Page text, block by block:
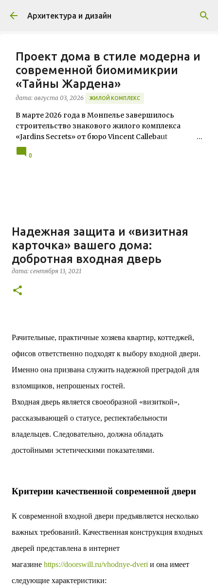
К основному контенту
Архитектура и дизайн
Проект дома в стиле модерна и
современной биомимикрии
«Тайны Жардена»
дата: августа 03, 2026 ЖИЛОЙ КОМПЛЕКС
В марте 2026 года в Монпелье завершилось
строительство знакового жилого комплекса
«Jardins Secrets» от бюро Vincent Callebaut
Architectures. Проект, расположенный на
территории бывшей пехотной школы (EAI) в
доступных, площадь 2 845 м²). В общей сложности
113 жилых единиц спроектированы с учетом
строгих норм пожарной безопасности,
принципов биоразнообразия и социальной
инклюзивности. Успех проекта был подтвержден
победой в городском конкурсе 2021 года и
получением престижной награды «Серебряная
средиземноморский манифест. Архитекторы
стремились объединить память о военном
0
Надежная защита и «визитная
карточка» вашего дома:
добротная входная дверь
дата: сентября 13, 2021
Рачительные, практичные хозяева квартир, коттеджей,
офисов ответственно подходят к выбору входной двери.
Именно она призвана служить надежной преградой для
взломщиков, непрошеных гостей.
Входная дверь является своеобразной «визиткой»,
рассказывающей о статусе, респектабельности
владельцев. Следовательно, должна обладать
достойными эстетическими показателями.
Критерии качественной современной двери
К современной входной двери предъявляется несколько
важных требований. Качественная конструкция входных
дверей представлена в интернет
магазине https://doorswill.ru/vhodnye-dveri и она имеет
следующие характеристики: